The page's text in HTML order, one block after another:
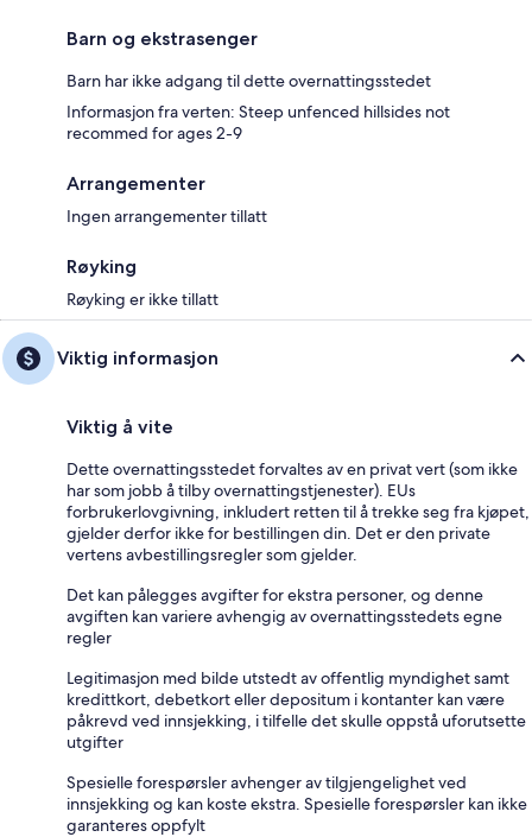
Barn og ekstrasenger
Barn har ikke adgang til dette overnattingsstedet
Informasjon fra verten: Steep unfenced hillsides not
recommed for ages 2-9
Arrangementer
Ingen arrangementer tillatt
Røyking
Røyking er ikke tillatt
Viktig informasjon
Viktig å vite
Dette overnattingsstedet forvaltes av en privat vert (som ikke
har som jobb å tilby overnattingstjenester). EUs
forbrukerlovgivning, inkludert retten til å trekke seg fra kjøpet,
gjelder derfor ikke for bestillingen din. Det er den private
vertens avbestillingsregler som gjelder.
Det kan pålegges avgifter for ekstra personer, og denne
avgiften kan variere avhengig av overnattingsstedets egne
regler
Legitimasjon med bilde utstedt av offentlig myndighet samt
kredittkort, debetkort eller depositum i kontanter kan være
påkrevd ved innsjekking, i tilfelle det skulle oppstå uforutsette
utgifter
Spesielle forespørsler avhenger av tilgjengelighet ved
innsjekking og kan koste ekstra. Spesielle forespørsler kan ikke
garanteres oppfylt